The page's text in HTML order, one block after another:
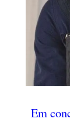
Em